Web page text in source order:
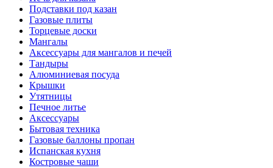
Подставки под казан
Газовые плиты
Торцевые доски
Мангалы
Аксессуары для мангалов и печей
Тандыры
Алюминиевая посуда
Крышки
Утятницы
Печное литье
Аксессуары
Бытовая техника
Газовые баллоны пропан
Испанская кухня
Костровые чаши